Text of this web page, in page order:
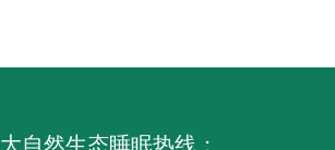
大自然生态睡眠热线：